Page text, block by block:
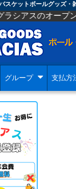
スケットボールグッ
ンから １２年目
グループ 支払方